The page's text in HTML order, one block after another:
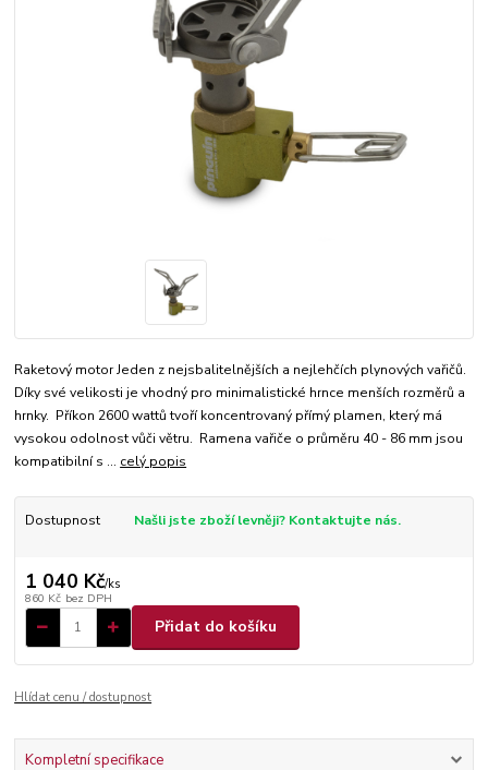
Raketový motor Jeden z nejsbalitelnějších a nejlehčích plynových vařičů.
Díky své velikosti je vhodný pro minimalistické hrnce menších rozměrů a
hrnky. Příkon 2600 wattů tvoří koncentrovaný přímý plamen, který má
vysokou odolnost vůči větru. Ramena vařiče o průměru 40 - 86 mm jsou
kompatibilní s ... celý popis
Dostupnost Našli jste zboží levněji? Kontaktujte nás.
1 040 Kč/ks
860 Kč bez DPH
Přidat do košíku
Hlídat cenu / dostupnost
Kompletní specifikace